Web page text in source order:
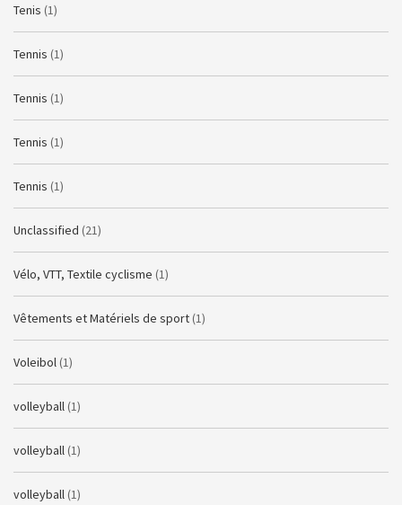
Tenis (1)
Tennis (1)
Tennis (1)
Tennis (1)
Tennis (1)
Unclassified (21)
Vélo, VTT, Textile cyclisme (1)
Vêtements et Matériels de sport (1)
Voleibol (1)
volleyball (1)
volleyball (1)
volleyball (1)